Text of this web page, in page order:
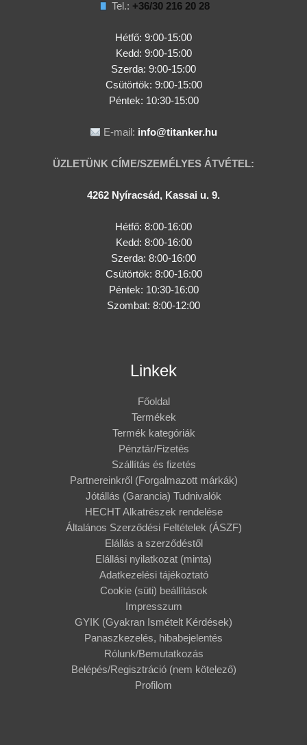
Tel.: +36/30 216 20 28
Hétfő: 9:00-15:00
Kedd: 9:00-15:00
Szerda: 9:00-15:00
Csütörtök: 9:00-15:00
Péntek: 10:30-15:00
E-mail: info@titanker.hu
ÜZLETÜNK CÍME/SZEMÉLYES ÁTVÉTEL:
4262 Nyíracsád, Kassai u. 9.
Hétfő: 8:00-16:00
Kedd: 8:00-16:00
Szerda: 8:00-16:00
Csütörtök: 8:00-16:00
Péntek: 10:30-16:00
Szombat: 8:00-12:00
Linkek
Főoldal
Termékek
Termék kategóriák
Pénztár/Fizetés
Szállítás és fizetés
Partnereinkről (Forgalmazott márkák)
Jótállás (Garancia) Tudnivalók
HECHT Alkatrészek rendelése
Általános Szerződési Feltételek (ÁSZF)
Elállás a szerződéstől
Elállási nyilatkozat (minta)
Adatkezelési tájékoztató
Cookie (süti) beállítások
Impresszum
GYIK (Gyakran Ismételt Kérdések)
Panaszkezelés, hibabejelentés
Rólunk/Bemutatkozás
Belépés/Regisztráció (nem kötelező)
Profilom